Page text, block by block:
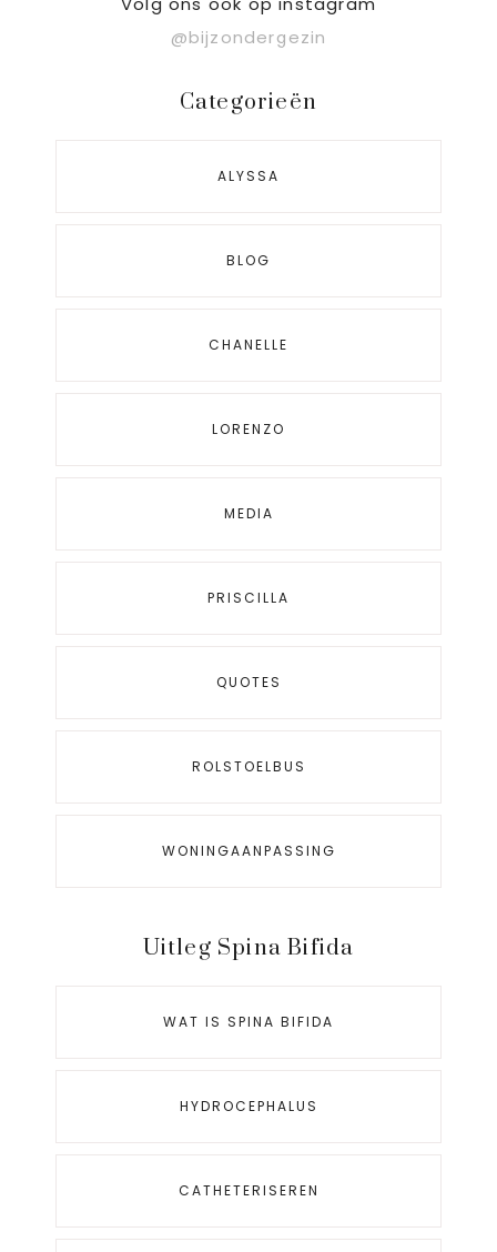
Sidebar@bijzondergezin
Categorieën
ALYSSA
BLOG
CHANELLE
LORENZO
MEDIA
PRISCILLA
QUOTES
ROLSTOELBUS
WONINGAANPASSING
Uitleg Spina Bifida
WAT IS SPINA BIFIDA
HYDROCEPHALUS
CATHETERISEREN